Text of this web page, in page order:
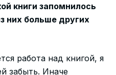
книги запомнилось
них больше других
работа над книгой, я
забыть. Иначе